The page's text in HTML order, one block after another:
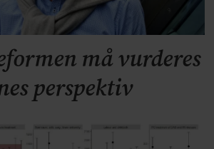
må vurderes
perspektiv